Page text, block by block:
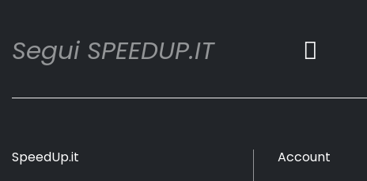
Segui SPEEDUP.IT
SpeedUp.it Account